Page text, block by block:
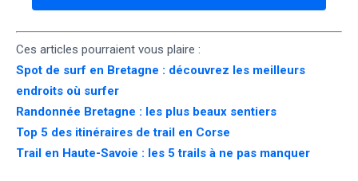
Ces articles pourraient vous plaire :
Spot de surf en Bretagne : découvrez les meilleurs
endroits où surfer
Randonnée Bretagne : les plus beaux sentiers
Top 5 des itinéraires de trail en Corse
Trail en Haute-Savoie : les 5 trails à ne pas manquer